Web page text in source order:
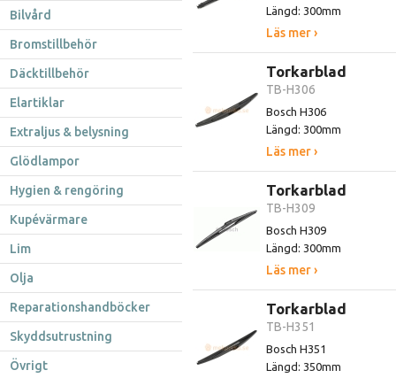
Bilvård
Bromstillbehör
Däcktillbehör
Elartiklar
Extraljus & belysning
Glödlampor
Hygien & rengöring
Kupévärmare
Lim
Olja
Reparationshandböcker
Skyddsutrustning
Övrigt
Längd: 300mm
Läs mer ›
Torkarblad
TB-H306
Bosch H306
Längd: 300mm
Läs mer ›
Torkarblad
TB-H309
Bosch H309
Längd: 300mm
Läs mer ›
Torkarblad
TB-H351
Bosch H351
Längd: 350mm